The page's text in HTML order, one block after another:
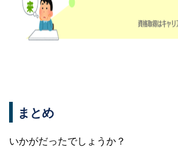
まとめ
いかがだったでしょうか？